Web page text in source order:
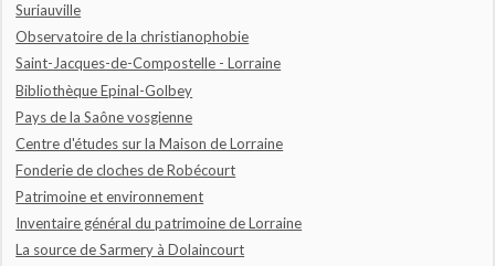
Suriauville
Observatoire de la christianophobie
Saint-Jacques-de-Compostelle - Lorraine
Bibliothèque Epinal-Golbey
Pays de la Saône vosgienne
Centre d'études sur la Maison de Lorraine
Fonderie de cloches de Robécourt
Patrimoine et environnement
Inventaire général du patrimoine de Lorraine
La source de Sarmery à Dolaincourt